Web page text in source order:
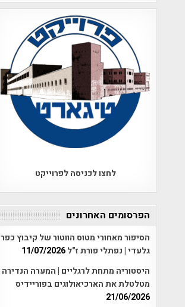
לחצו לכניסה לפרוייקט
הפרסומים האחרונים
הסיפור מאחורי מטוס הווטור של קיבוץ כפר
גלעדי | נפתלי פורת ז"ל11/07/2026
היסטוריה מתחת לרגליים | המערה הנדירה
מטלטלת את הארכיאולוגים בפוריידיס
21/06/2026